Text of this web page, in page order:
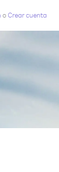
oCrear cuenta